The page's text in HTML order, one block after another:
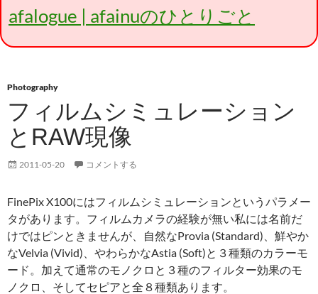
afalogue | afainuのひとりごと
Photography
フィルムシミュレーション
とRAW現像
2011-05-20 コメントする
FinePix X100にはフィルムシミュレーションというパラメー
タがあります。フィルムカメラの経験が無い私には名前だ
けではピンときませんが、自然なProvia (Standard)、鮮やか
なVelvia (Vivid)、やわらかなAstia (Soft)と３種類のカラーモ
ード。加えて通常のモノクロと３種のフィルター効果のモ
ノクロ、そしてセピアと全８種類あります。